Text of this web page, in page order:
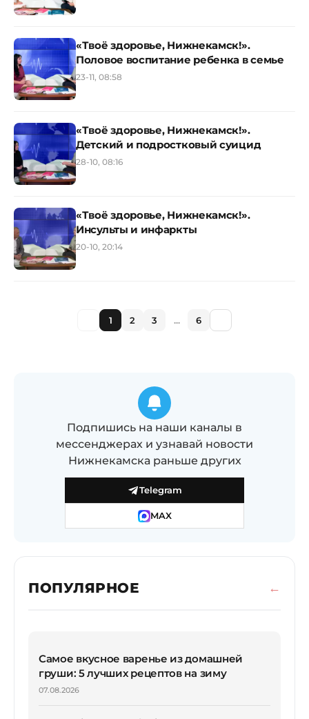
«Твоё здоровье, Нижнекамск!».
Половое воспитание ребенка в семье
23-11, 08:58
«Твоё здоровье, Нижнекамск!».
Детский и подростковый суицид
28-10, 08:16
«Твоё здоровье, Нижнекамск!».
Инсульты и инфаркты
20-10, 20:14
1 2 3 ... 6
Подпишись на наши каналы в
мессенджерах и узнавай новости
Нижнекамска раньше других
Telegram
MAX
ПОПУЛЯРНОЕ
Самое вкусное варенье из домашней
груши: 5 лучших рецептов на зиму
07.08.2026